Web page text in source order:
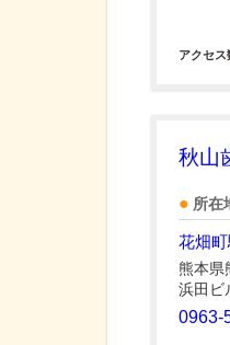
アクセス
秋山
所在
花畑
熊本県
浜田ビ
0963-